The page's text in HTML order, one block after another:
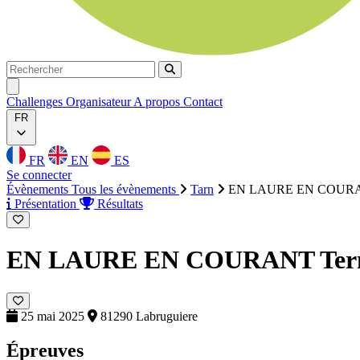
Rechercher
Rechercher
Challenges OrganisateurA propos Contact
FR
FR EN
ES
Se connecter
Évènements Tous les évènements Tarn
EN LAURE EN
Présentation
Résultats
EN LAURE EN COURANT
25 mai 2025 81290 Labruguiere
Épreuves